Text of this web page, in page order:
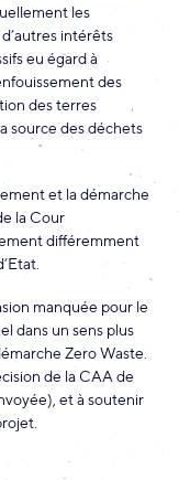
les
intérêts
eu égard à
des
des terres
source des déchets
et la démarche
la Cour
différemment
manquée pour le
dans un sens plus
Zero Waste.
de la CAA de
et à soutenir